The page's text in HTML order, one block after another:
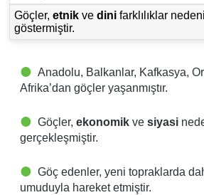
Göçler,etnik vedini farklılıklar
göstermiştir.
Anadolu, Balkanlar, Kafkasya,
Afrika’dan göçler yaşanmıştır.
Göçler, ekonomik ve siyasi
gerçekleşmiştir.
Göç edenler, yeni topraklarda
umuduyla hareket etmiştir.